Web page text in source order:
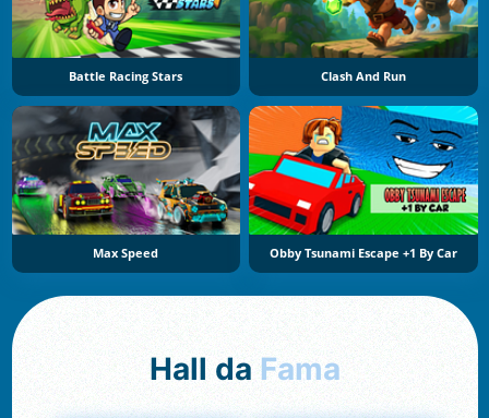
Battle Racing Stars Clash And Run
Max Speed Obby Tsunami Escape +1 By Car
Hall da Fama